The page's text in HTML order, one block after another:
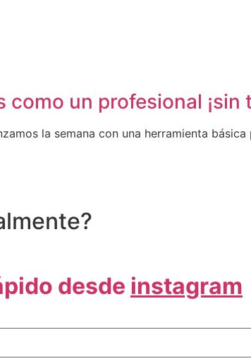
un profesional ¡sin
la semana con una herramienta
desde instagram